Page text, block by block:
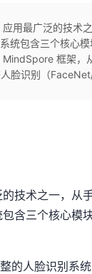
用最广泛的技术
统包含三个核心
框架，
脸识别（
技术之一，从
含三个核心模
的人脸识别系统